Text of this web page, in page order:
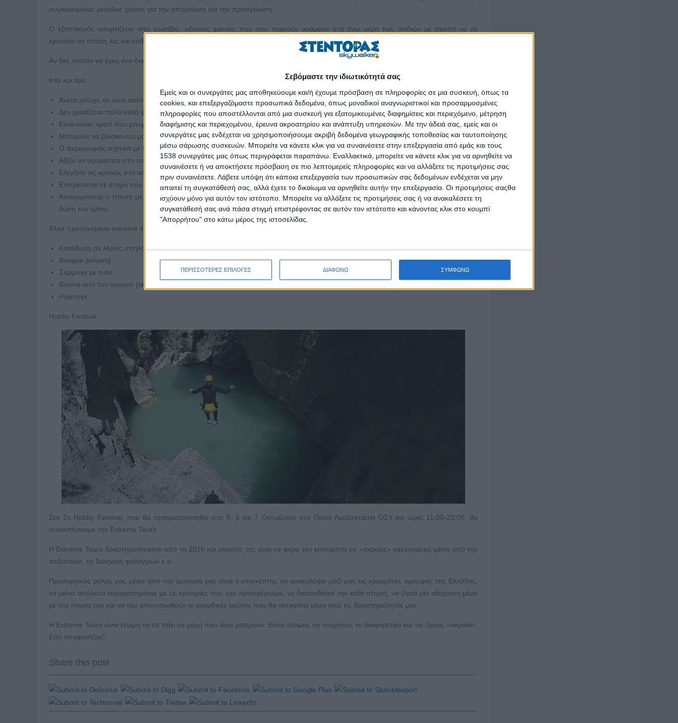
Σεβόμαστε την ιδιωτικότητά σας
Εμείς και οι συνεργάτες μας αποθηκεύουμε και/ή έχουμε πρόσβαση σε πληροφορίες σε μια συσκευή, όπως τα
cookies, και επεξεργαζόμαστε προσωπικά δεδομένα, όπως μοναδικοί αναγνωριστικοί και προσαρμοσμένες
πληροφορίες που αποστέλλονται από μια συσκευή για εξατομικευμένες διαφημίσεις και περιεχόμενο, μέτρηση
διαφήμισης και περιεχομένου, έρευνα ακροατηρίου και ανάπτυξη υπηρεσιών. Με την άδειά σας, εμείς και οι
συνεργάτες μας ενδέχεται να χρησιμοποιήσουμε ακριβή δεδομένα γεωγραφικής τοποθεσίας και ταυτοποίησης
μέσω σάρωσης συσκευών. Μπορείτε να κάνετε κλικ για να συναινέσετε στην επεξεργασία από εμάς και τους
1538 συνεργάτες μας όπως περιγράφεται παραπάνω. Εναλλακτικά, μπορείτε να κάνετε κλικ για να αρνηθείτε να
συναινέσετε ή να αποκτήσετε πρόσβαση σε πιο λεπτομερείς πληροφορίες και να αλλάξετε τις προτιμήσεις σας
πριν συναινέσετε. Λάβετε υπόψη ότι κάποια επεξεργασία των προσωπικών σας δεδομένων ενδέχεται να μην
απαιτεί τη συγκατάθεσή σας, αλλά έχετε το δικαίωμα να αρνηθείτε αυτήν την επεξεργασία. Οι προτιμήσεις σαςθα
ισχύουν μόνο για αυτόν τον ιστότοπο. Μπορείτε να αλλάξετε τις προτιμήσεις σας ή να ανακαλέσετε τη
συγκατάθεσή σας ανά πάσα στιγμή επιστρέφοντας σε αυτόν τον ιστότοπο και κάνοντας κλικ στο κουμπί
"Απορρήτου" στο κάτω μέρος της ιστοσελίδας.
ΠΕΡΙΣΣΟΤΕΡΕΣ ΕΠΙΛΟΓΕΣ ΔΙΑΦΩΝΩ ΣΥΜΦΩΝΩ
συγκεκριμένος μεγάλος χώρος για την απογείωση και την προσγείωση.
Ο εξοπλισμός απαρτίζεται από σωσίβιο, ειδικούς ιμάντες που σου περνούν ανάμεσα στα άνω μέρη των ποδιών με σκοπό να σε
κρατούν σε στάση λες και κάθεσαι σε καρεκλάκι και υπάρχει και η ειδική ζώνη ασφαλείας.
Αν θες λοιπόν να έχεις ένα διαφορετικό καλοκαίρι και να τα δεις όλα από ψηλά, τόλμησέ το.
Info και tips
Άνετα ρούχα, αν είναι καλοκαίρι, με το μαγιό είναι μια χαρά, θα πρότεινα οι γυναίκες να φορέσουν και ένα μπλουζάκι.
Δεν χρειάζεται πολύ καλή φυσική κατάσταση.
Είναι water sport που μπορούν να κάνουν και παιδιά ηλικίας των 8 χρονών και άνω με υποχρεωτική συνοδεία κηδεμόνα.
Μπορούν να βρίσκονται μαζί μέχρι και 3 άτομα.
Ο περιορισμός σχετικά με το βάρος είναι στην κρίση του καπετάνιου, γενικά καλό είναι να μην υπερβαίνονται τα 110 κιλά ανά άτομο.
Αξίζει να αγοράσετε στο πακέτο τη φωτογραφική κάλυψη.
Ελέγξετε τις κριτικές στα social media για την εκάστοτε ομάδα.
Επιτρέπεται σε άτομο που γνωρίζει κολύμβηση.
Απαγορεύεται η πτήση με αλεξίπτωτο όταν επικρατούν δυσμενείς καιρικές συνθήκες, καθώς και πριν από την ανατολή και μετά τη
δύση του ηλίου.
Άλλα προτεινόμενα extreme sports για το καλοκαίρι σου:
Κατάδυση σε λίμνες σπηλαίων
Bungee jumping
Σέρφινγκ με πανί
Βουτιά από τον ουρανό (skydiving)
Ράφτινγκ
Hobby Festival
Στο 2ο Ηοbby Festival, που θα πραγματοποιηθεί στις 5, 6 και 7 Οκτωβρίου στο Παλιό Αμαξοστάσιο ΟΣΥ και ώρες 11:00-22:00, θα
συναντήσουμε την Extreme Tours.
Η Extreme Tours δραστηριοποιείται από το 2016 και σκοπός της είναι να φέρει τον επισκέπτη σε «ακραίες» καταστάσεις μέσα από την
πεζοπορία, τη διάσχιση φαραγγιών κ.ά.
​Πρωταρχικός ρόλος μας μέσα από την εμπειρία μας είναι ο επισκέπτης να ανακαλύψει μαζί μας τις κρυμμένες ομορφιές της Ελλάδος,
να μείνει απόλυτα ευχαριστημένος με τις εμπειρίες που του προσφέρουμε, να διασκεδάσει την κάθε στιγμή, να ζήσει μία αξέχαστη μέρα
με την παρέα του και να του αποτυπωθούν οι μοναδικές εικόνες που θα αντικρίσει μέσα από τις δραστηριότητές μας.
​Η Extreme Tours είναι έτοιμη να σε πάει σε μέρη που λίγοι μπορούν. Είσαι έτοιμος να τολμήσεις το διαφορετικό και να ζήσεις «ακραία»;
Εσύ αποφασίζεις!
Share this post